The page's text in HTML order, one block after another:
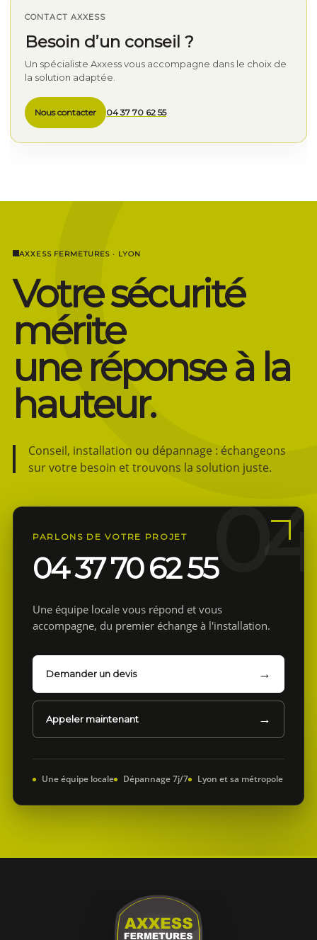
CONTACT AXXESS
Besoin d’un conseil ?
Un spécialiste Axxess vous accompagne dans le choix de
la solution adaptée.
Nous contacter 04 37 70 62 55
AXXESS FERMETURES · LYON
Votre sécurité
mérite
une réponse à la
hauteur.
Conseil, installation ou dépannage : échangeons
sur votre besoin et trouvons la solution juste.
PARLONS DE VOTRE PROJET
04 37 70 62 55
Une équipe locale vous répond et vous
accompagne, du premier échange à l'installation.
Demander un devis
Appeler maintenant
Une équipe locale Dépannage 7j/7 Lyon et sa métropole